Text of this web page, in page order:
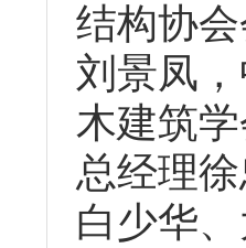
结构协
刘景凤
木建筑
总经理
白少华